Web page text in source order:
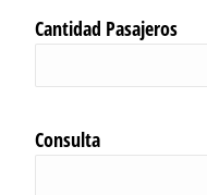
Cantidad Pasajeros
Consulta